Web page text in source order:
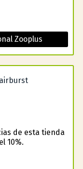
Zooplus
de esta tienda
10%.